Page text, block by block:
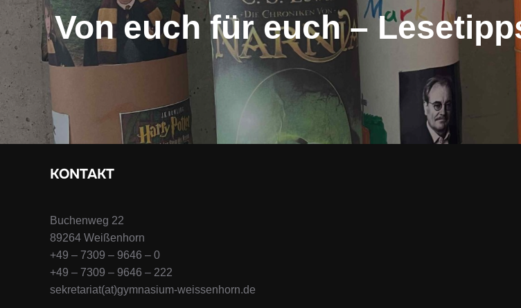
Von euch für euch –
KONTAKT
Buchenweg 22
89264 Weißenhorn
+49 – 7309 – 9646 – 0
+49 – 7309 – 9646 – 222
sekretariat(at)gymnasium-weissenhorn.de